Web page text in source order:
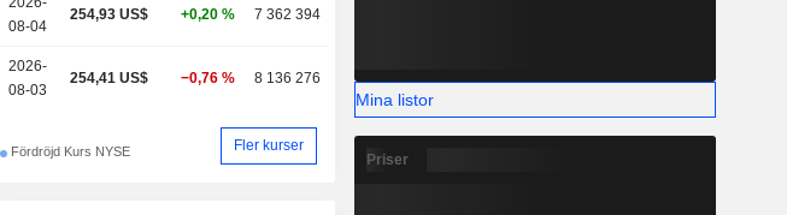
08-04
254,93 US$ +0,20 % 7 362 394
2026-
08-03
254,41 US$ −0,76 % 8 136 276
Fördröjd Kurs NYSE Fler kurser
Mina listor
Priser